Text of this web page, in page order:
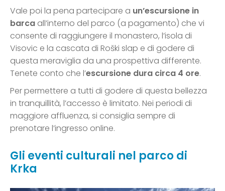
Vale poi la pena partecipare a un’escursione in
barca all’interno del parco (a pagamento) che vi
consente di raggiungere il monastero, l’isola di
Visovic e la cascata di Roški slap e di godere di
questa meraviglia da una prospettiva differente.
Tenete conto che l’escursione dura circa 4 ore.
Per permettere a tutti di godere di questa bellezza
in tranquillità, l’accesso è limitato. Nei periodi di
maggiore affluenza, si consiglia sempre di
prenotare l’ingresso online.
Gli eventi culturali nel parco di
Krka